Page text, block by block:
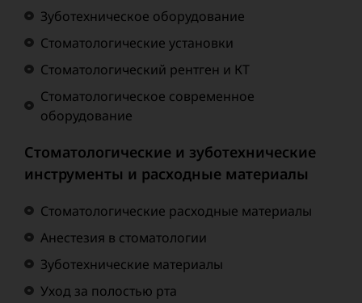
Зуботехническое оборудование
Стоматологические установки
Стоматологический рентген и КТ
Стоматологическое современное
оборудование
Стоматологические и зуботехнические
инструменты и расходные материалы
Стоматологические расходные материалы
Анестезия в стоматологии
Зуботехнические материалы
Уход за полостью рта